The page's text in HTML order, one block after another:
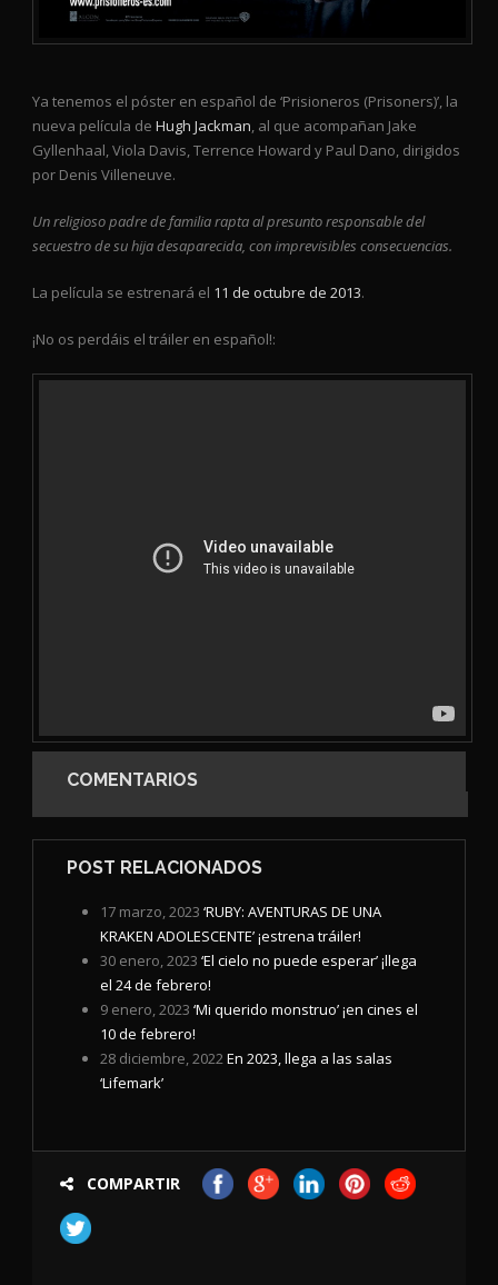
Ya tenemos el póster en español de ‘Prisioneros (Prisoners)’, la
nueva película de Hugh Jackman, al que acompañan Jake
Gyllenhaal, Viola Davis, Terrence Howard y Paul Dano, dirigidos
por Denis Villeneuve.
Un religioso padre de familia rapta al presunto responsable del
secuestro de su hija desaparecida, con imprevisibles consecuencias.
La película se estrenará el 11 de octubre de 2013.
¡No os perdáis el tráiler en español!:
COMENTARIOS
POST RELACIONADOS
17 marzo, 2023 ‘RUBY: AVENTURAS DE UNA
KRAKEN ADOLESCENTE’ ¡estrena tráiler!
30 enero, 2023 ‘El cielo no puede esperar’ ¡llega
el 24 de febrero!
9 enero, 2023 ‘Mi querido monstruo’ ¡en cines el
10 de febrero!
28 diciembre, 2022En 2023, llega a las salas
‘Lifemark’
COMPARTIR